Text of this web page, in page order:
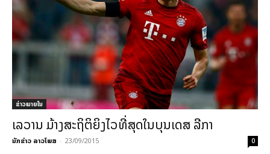
ຂ່າວພາຍ​ໃນ
ເລວານ ມ້າງສະຖິຕິຍິງໄວທີ່ສຸດໃນບຸນເດສ ລີກາ
ນັກຂ່າວ ລາວໂພສ - 23/09/2015 0